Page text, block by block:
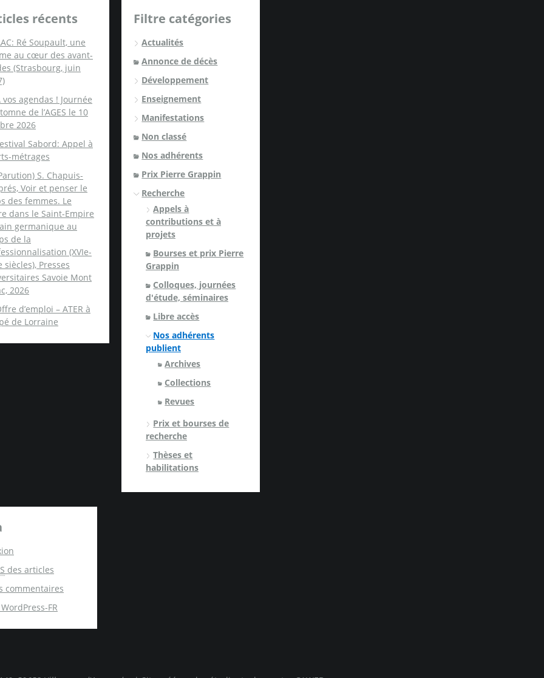
récents
Ré Soupault, une
au cœur des avant-
(Strasbourg, juin
vos agendas ! Journée
de l’AGES le 10
2026
Sabord: Appel à
métrages
S. Chapuis-
Voir et penser le
des femmes. Le
dans le Saint-Empire
germanique au
de la
(XVIe-
siècles), Presses
Savoie Mont
2026
d’emploi – ATER à
de Lorraine
Filtre catégories
Actualités
Annonce de décès
Développement
Enseignement
Manifestations
Non classé
Nos adhérents
Prix Pierre Grappin
Recherche
Appels à
contributions et à
projets
Bourses et prix Pierre
Grappin
Colloques, journées
d'étude, séminaires
Libre accès
Nos adhérents
publient
Archives
Collections
Revues
Prix et bourses de
recherche
Thèses et
habilitations
des articles
commentaires
FR